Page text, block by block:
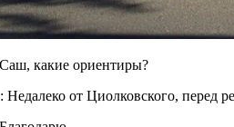
какие ориентиры?
Недалеко от Циолковского, перед